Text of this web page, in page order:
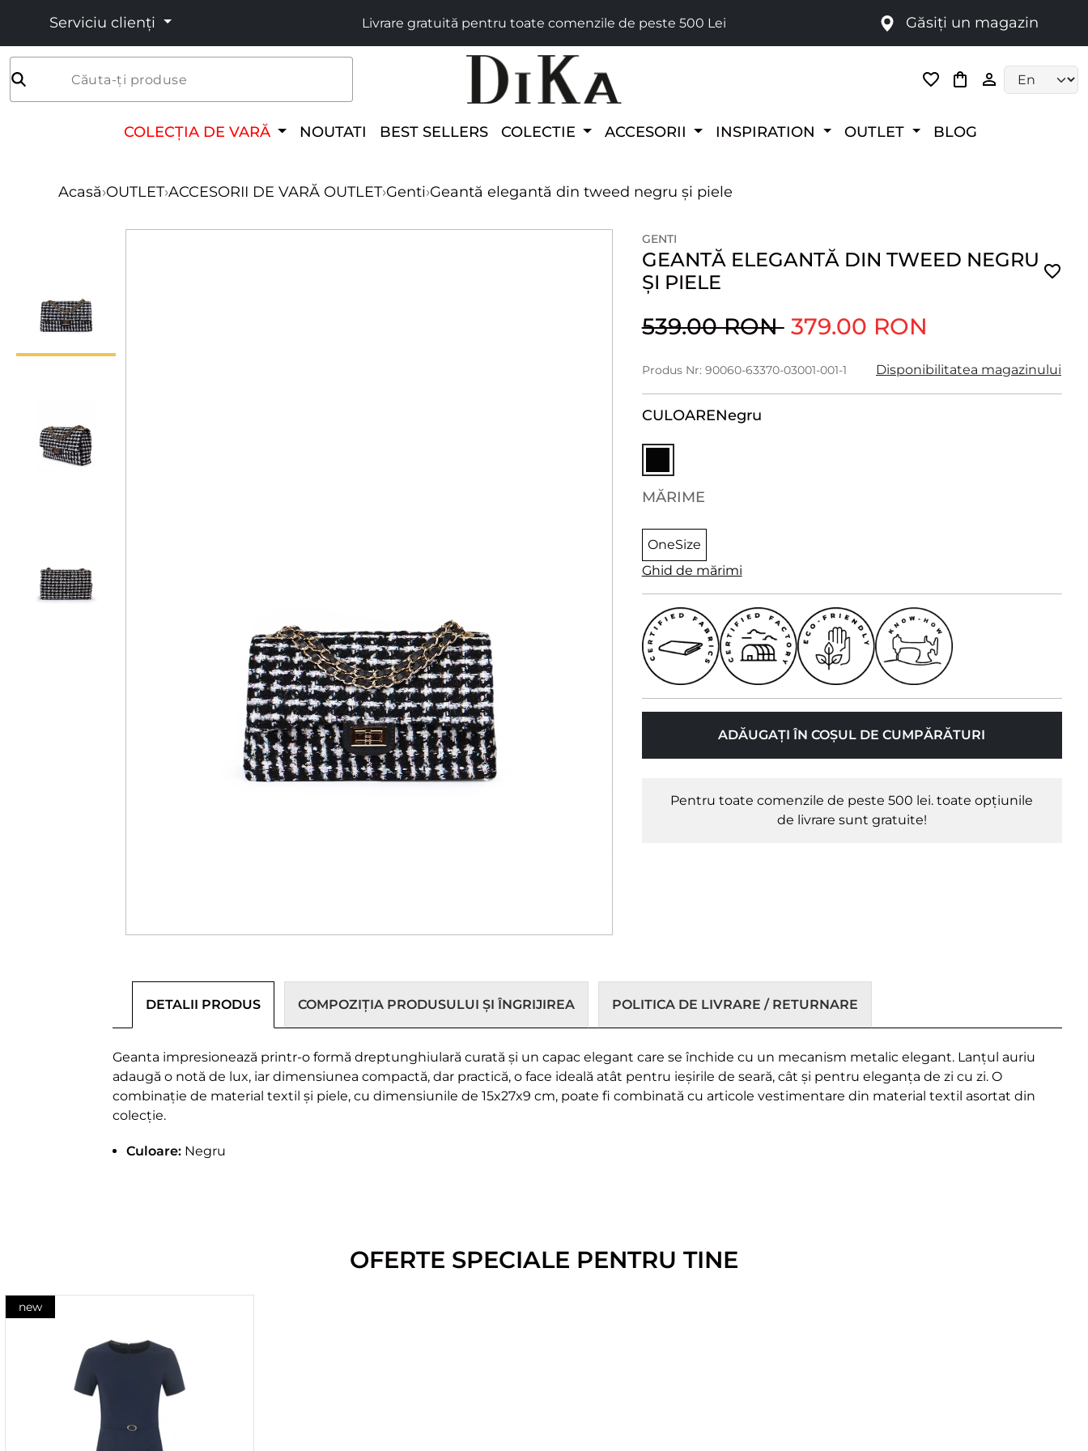
Serviciu clienți Livrare gratuită pentru toate comenzile de peste 500 Lei Găsiți un magazin
Căuta-ți produse
COLECȚIA DE VARĂ NOUTATI BEST SELLERS COLECTIE ACCESORII INSPIRATION OUTLET BLOG
Acasă›OUTLET›ACCESORII DE VARĂ OUTLET›Genti›Geantă elegantă din tweed negru și piele
GENTI
GEANTĂ ELEGANTĂ DIN TWEED NEGRU
ȘI PIELE
539.00 RON 379.00 RON
Produs Nr: 90060-63370-03001-001-1 Disponibilitatea magazinului
CULOARENegru
MĂRIME
OneSize
Ghid de mărimi
ADĂUGAȚI ÎN COȘUL DE CUMPĂRĂTURI
Pentru toate comenzile de peste 500 lei. toate opțiunile
de livrare sunt gratuite!
DETALII PRODUS COMPOZIȚIA PRODUSULUI ȘI ÎNGRIJIREA POLITICA DE LIVRARE / RETURNARE
Geanta impresionează printr-o formă dreptunghiulară curată și un capac elegant care se închide cu un mecanism metalic elegant. Lanțul auriu
adaugă o notă de lux, iar dimensiunea compactă, dar practică, o face ideală atât pentru ieșirile de seară, cât și pentru eleganța de zi cu zi. O
combinație de material textil și piele, cu dimensiunile de 15x27x9 cm, poate fi combinată cu articole vestimentare din material textil asortat din
colecție.
Culoare: Negru
OFERTE SPECIALE PENTRU TINE
new